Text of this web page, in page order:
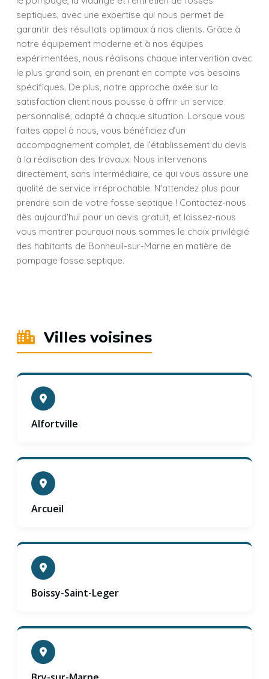
septiques, avec une expertise qui nous permet de
garantir des résultats optimaux à nos clients. Grâce à
notre équipement moderne et à nos équipes
expérimentées, nous réalisons chaque intervention avec
le plus grand soin, en prenant en compte vos besoins
spécifiques. De plus, notre approche axée sur la
satisfaction client nous pousse à offrir un service
personnalisé, adapté à chaque situation. Lorsque vous
faites appel à nous, vous bénéficiez d’un
accompagnement complet, de l’établissement du devis
à la réalisation des travaux. Nous intervenons
directement, sans intermédiaire, ce qui vous assure une
qualité de service irréprochable. N'attendez plus pour
prendre soin de votre fosse septique ! Contactez-nous
dès aujourd'hui pour un devis gratuit, et laissez-nous
vous montrer pourquoi nous sommes le choix privilégié
des habitants de Bonneuil-sur-Marne en matière de
pompage fosse septique.
Villes voisines
Alfortville
Arcueil
Boissy-Saint-Leger